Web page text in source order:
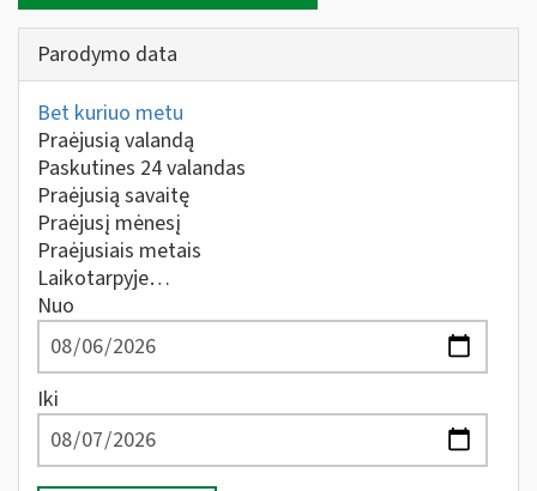
Parodymo data
Bet kuriuo metu
Praėjusią valandą
Paskutines 24 valandas
Praėjusią savaitę
Praėjusį mėnesį
Praėjusiais metais
Laikotarpyje…
Nuo
Iki